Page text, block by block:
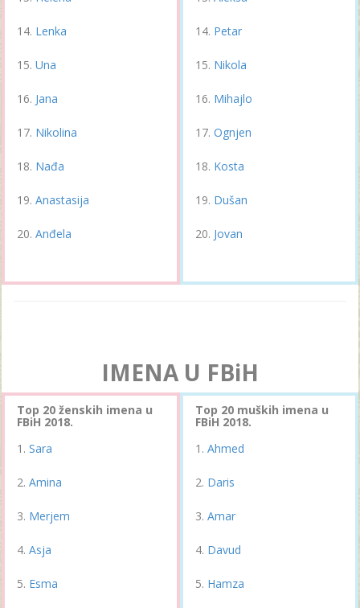
Lenka
Una
Jana
Nikolina
Nađa
Anastasija
Anđela
Petar
Nikola
Mihajlo
Ognjen
Kosta
Dušan
Jovan
IMENA U FBiH
Top 20 ženskih imena u
FBiH 2018.
Sara
Amina
Merjem
Asja
Esma
Top 20 muških imena u
FBiH 2018.
Ahmed
Daris
Amar
Davud
Hamza